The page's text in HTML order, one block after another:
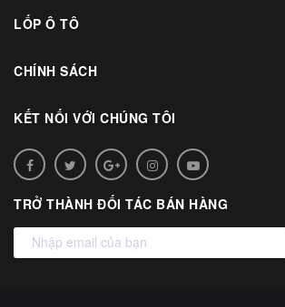
LỐP Ô TÔ
CHÍNH SÁCH
KẾT NỐI VỚI CHÚNG TÔI
TRỞ THÀNH ĐỐI TÁC BÁN HÀNG